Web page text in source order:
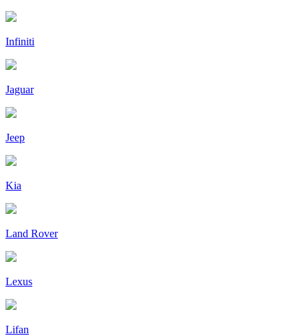
Infiniti
Jaguar
Jeep
Kia
Land Rover
Lexus
Lifan